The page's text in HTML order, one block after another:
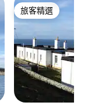
旅客精選
旅客精選